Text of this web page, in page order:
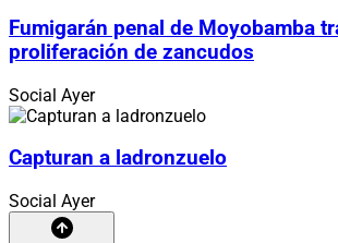
Fumigarán penal de Moyobamba
proliferación de zancudos
Social Ayer
Capturan a ladronzuelo
Social Ayer